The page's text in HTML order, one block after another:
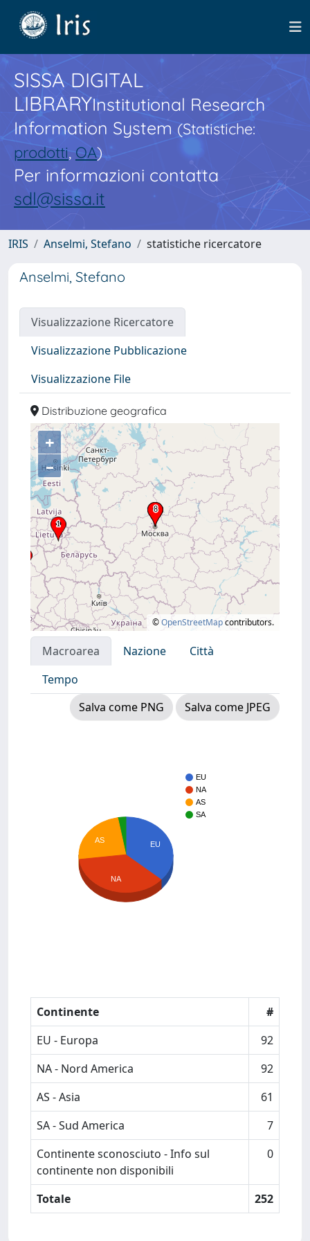
SISSA DIGITAL
LIBRARYInstitutional Research
Information System(Statistiche:
prodotti,OA)
Per informazioni contatta
sdl@sissa.it
IRIS Anselmi, Stefano statistiche ricercatore
Anselmi, Stefano
Visualizzazione Ricercatore
Visualizzazione Pubblicazione
Visualizzazione File
Distribuzione geografica
+
–
©OpenStreetMapcontributors.
Macroarea Nazione
Città
Tempo
Salva come PNG
Salva come JPEG
EU
NA
AS
SA
EU
AS
NA
Continente
#
EU - Europa
92
NA - Nord America
92
AS - Asia
61
SA - Sud America
7
Continente sconosciuto - Info sul
continente non disponibili
0
Totale 252